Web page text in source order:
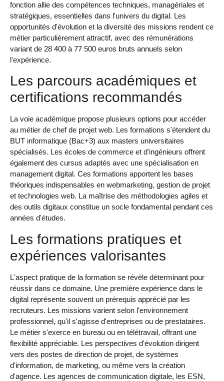
fonction allie des compétences techniques, managériales et
stratégiques, essentielles dans l'univers du digital. Les
opportunités d'évolution et la diversité des missions rendent ce
métier particulièrement attractif, avec des rémunérations
variant de 28 400 à 77 500 euros bruts annuels selon
l'expérience.
Les parcours académiques et
certifications recommandés
La voie académique propose plusieurs options pour accéder
au métier de chef de projet web. Les formations s'étendent du
BUT informatique (Bac+3) aux masters universitaires
spécialisés. Les écoles de commerce et d'ingénieurs offrent
également des cursus adaptés avec une spécialisation en
management digital. Ces formations apportent les bases
théoriques indispensables en webmarketing, gestion de projet
et technologies web. La maîtrise des méthodologies agiles et
des outils digitaux constitue un socle fondamental pendant ces
années d'études.
Les formations pratiques et
expériences valorisantes
L'aspect pratique de la formation se révèle déterminant pour
réussir dans ce domaine. Une première expérience dans le
digital représente souvent un prérequis apprécié par les
recruteurs. Les missions varient selon l'environnement
professionnel, qu'il s'agisse d'entreprises ou de prestataires.
Le métier s'exerce en bureau ou en télétravail, offrant une
flexibilité appréciable. Les perspectives d'évolution dirigent
vers des postes de direction de projet, de systèmes
d'information, de marketing, ou même vers la création
d'agence. Les agences de communication digitale, les ESN,